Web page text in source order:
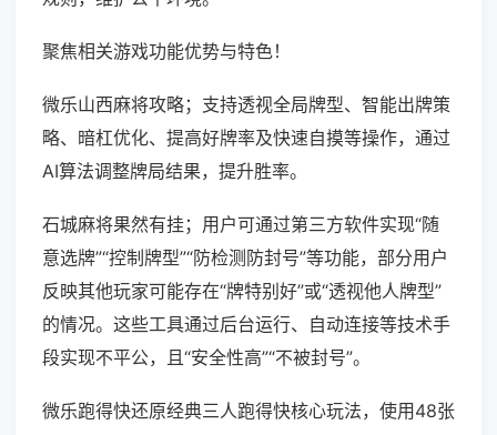
聚焦相关游戏功能优势与特色！
微乐山西麻将攻略；支持透视全局牌型、智能出牌策
略、暗杠优化、提高好牌率及快速自摸等操作，通过
AI算法调整牌局结果，提升胜率。
石城麻将果然有挂；用户可通过第三方软件实现“随
意选牌”“控制牌型”“防检测防封号”等功能，部分用户
反映其他玩家可能存在“牌特别好”或“透视他人牌型”
的情况。这些工具通过后台运行、自动连接等技术手
段实现不平公，且“安全性高”“不被封号”。
微乐跑得快还原经典三人跑得快核心玩法，使用48张